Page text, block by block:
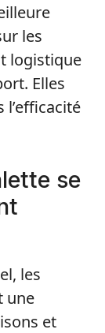
les
logistique
Elles
se
les
une
et